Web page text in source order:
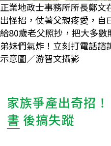
正業地政士事務所所長鄭文
出怪招，仗著父親疼愛，自
給80歲老父照抄，把大多
弟妹們氣炸！立刻打電話諮
示意圖／游智文攝影
家族爭產出奇招
書 後搞失蹤